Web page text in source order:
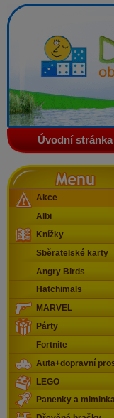
Domino -
Úvodní stránka
Menu
Akce
Albi
Knížky
Sběratelské karty
Angry Birds
Hatchimals
MARVEL
Párty
Fortnite
Auta+dopravní
LEGO
Panenky a miminka